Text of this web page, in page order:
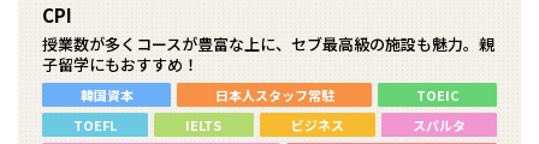
CPI
授業数が多くコースが豊富な上に、セブ最高級の施設も魅力。親
子留学にもおすすめ！
韓国資本 日本人スタッフ常駐
TOEIC
TOEFL
IELTS ビジネス
スパルタ